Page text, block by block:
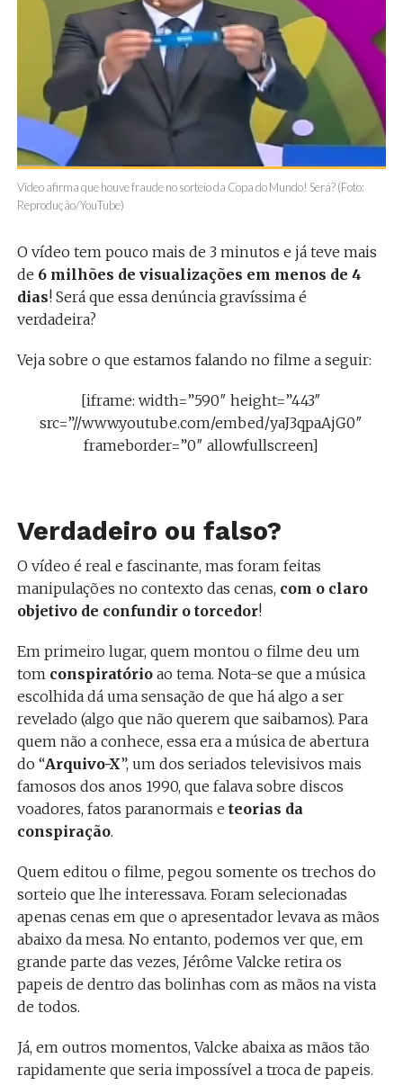
Vídeo afirma que houve fraude no sorteio da Copa do Mundo! Será? (Foto:
Reprodução/YouTube)
O vídeo tem pouco mais de 3 minutos e já teve mais
de 6 milhões de visualizações em menos de 4
dias! Será que essa denúncia gravíssima é
verdadeira?
Veja sobre o que estamos falando no filme a seguir:
[iframe: width=”590″ height=”443″
src=”//www.youtube.com/embed/yaJ3qpaAjG0″
frameborder=”0″ allowfullscreen]
Verdadeiro ou falso?
O vídeo é real e fascinante, mas foram feitas
manipulações no contexto das cenas, com o claro
objetivo de confundir o torcedor!
Em primeiro lugar, quem montou o filme deu um
tom conspiratórioao tema. Nota-se que a música
escolhida dá uma sensação de que há algo a ser
revelado (algo que não querem que saibamos). Para
quem não a conhece, essa era a música de abertura
do “Arquivo-X”, um dos seriados televisivos mais
famosos dos anos 1990, que falava sobre discos
voadores, fatos paranormais e teorias da
conspiração.
Quem editou o filme, pegou somente os trechos do
sorteio que lhe interessava. Foram selecionadas
apenas cenas em que o apresentador levava as mãos
abaixo da mesa. No entanto, podemos ver que, em
grande parte das vezes, Jérôme Valcke retira os
papeis de dentro das bolinhas com as mãos na vista
de todos.
Já, em outros momentos, Valcke abaixa as mãos tão
rapidamente que seria impossível a troca de papeis.